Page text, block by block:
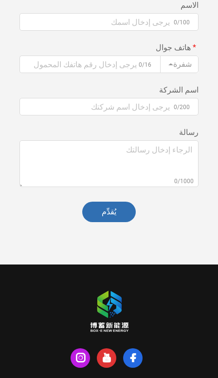
الاسم
0/100
هاتف جوال
شفرة
0/16
اسم الشركة
0/200
رسالة
0/1000
يُقدِّم